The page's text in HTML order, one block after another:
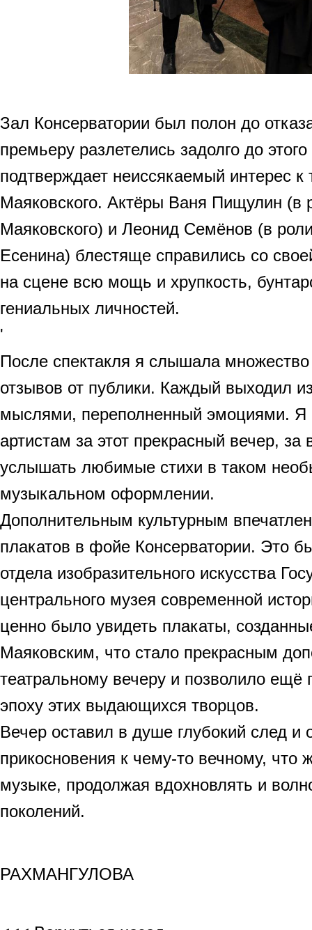
Зал Консерватории был полон до
премьеру разлетелись задолго до
подтверждает неиссякаемый интерес к
Маяковского. Актёры Ваня Пищулин (в
Маяковского) и Леонид Семёнов (в
Есенина) блестяще справились со
на сцене всю мощь и хрупкость,
гениальных личностей.
'
После спектакля я слышала
отзывов от публики. Каждый выходил
мыслями, переполненный эмоциями. Я
артистам за этот прекрасный вечер, за
услышать любимые стихи в таком
музыкальном оформлении.
Дополнительным культурным
плакатов в фойе Консерватории. Это
отдела изобразительного искусства
центрального музея современной
ценно было увидеть плакаты,
Маяковским, что стало прекрасным
театральному вечеру и позволило ещё
эпоху этих выдающихся творцов.
Вечер оставил в душе глубокий след
прикосновения к чему-то вечному, что
музыке, продолжая вдохновлять и
поколений.
РАХМАНГУЛОВА